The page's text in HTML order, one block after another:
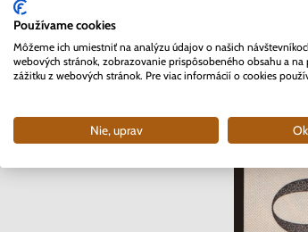
Používame cookies
Môžeme ich umiestniť na analýzu údajov o našich
webových stránok, zobrazovanie prispôsobeného obsahu a na
zážitku z webových stránok. Pre viac informácií o cookies
Nie, uprav